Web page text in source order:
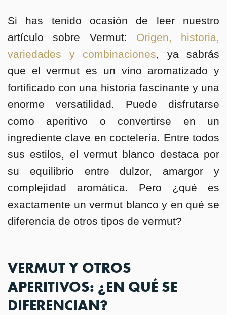
Si has tenido ocasión de leer nuestro
artículo sobre Vermut: Origen, historia,
variedades y combinaciones, ya sabrás
que el vermut es un vino aromatizado y
fortificado con una historia fascinante y una
enorme versatilidad. Puede disfrutarse
como aperitivo o convertirse en un
ingrediente clave en coctelería. Entre todos
sus estilos, el vermut blanco destaca por
su equilibrio entre dulzor, amargor y
complejidad aromática. Pero ¿qué es
exactamente un vermut blanco y en qué se
diferencia de otros tipos de vermut?
VERMUT Y OTROS
APERITIVOS: ¿EN QUÉ SE
DIFERENCIAN?